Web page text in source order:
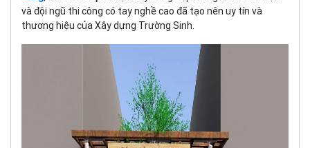
và đội ngũ thi công có tay nghề cao đã tạo nên uy tín và
thương hiệu của Xây dựng Trường Sinh.